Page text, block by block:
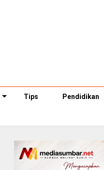
Tips Pendidikan